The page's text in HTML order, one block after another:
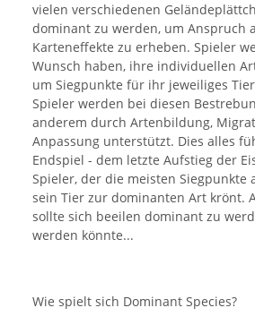
vielen verschiedenen
dominant zu werden, um Anspruch
Karteneffekte zu erheben. Spieler
Wunsch haben, ihre individuellen
um Siegpunkte für ihr jeweiliges
Spieler werden bei diesen
anderem durch Artenbildung,
Anpassung unterstützt. Dies alles
Endspiel - dem letzte Aufstieg der
Spieler, der die meisten Siegpunkte
sein Tier zur dominanten Art krönt.
sollte sich beeilen dominant zu
werden könnte...
Wie spielt sich Dominant Species?